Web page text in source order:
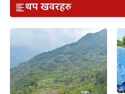
थप खवरहरु